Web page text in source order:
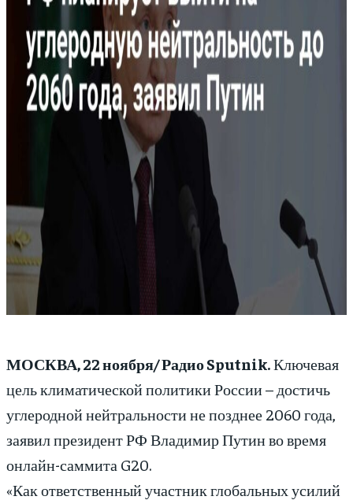
МОСКВА, 22 ноября/ Радио Sputnik.Ключевая
цель климатической политики России – достичь
углеродной нейтральности не позднее 2060 года,
заявил президент РФ Владимир Путин во время
онлайн-саммита G20.
«Как ответственный участник глобальных усилий